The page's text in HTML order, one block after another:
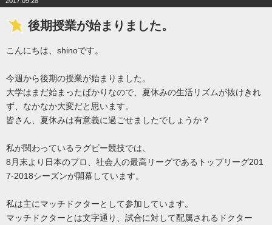
後期授業が始まりました。
こんにちは、shinoです。
今週から後期の授業が始まりました。
大学はまだ始まったばかりなので、夏休みの生活リズムが抜けきれ
ず、なかなか大変だと思います。
皆さん、夏休みは有意義に過ごせましたでしょうか？
私が関わっているラグビー競技では、
8月末より日本のプロ、社会人の最高リーグであるトップリーグ201
7-2018シーズンが開幕しています。
私は主にマッチドクターとして参加しています。
マッチドクターとは文字通り、試合に対して配属されるドクター